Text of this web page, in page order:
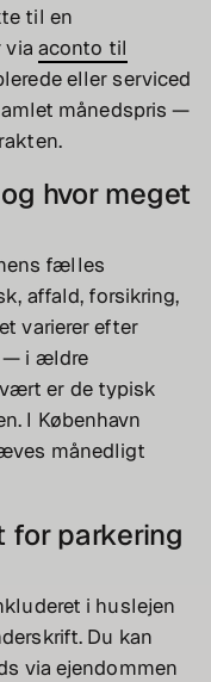
til en
via aconto til
eller serviced
månedspris —
hvor meget
fælles
affald, forsikring,
varierer efter
— i ældre
er de typisk
I København
månedligt
parkering
i huslejen
Du kan
via ejendommen